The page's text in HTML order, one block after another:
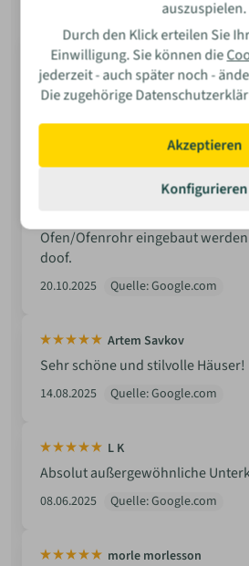
Beste
Michaela G.
Das Tiny-House Sunshine ist
Jahren ganzjährig dort. Den Kauf
Kaminofen + Edelstahlkamin
bzw. eingebaut wird, das
Kaminkehrer den Ofen nicht
also nicht betrieben werden. Die
Ofen/Ofenrohr eingebaut
doof.
20.10.2025 Quelle: Google.com
Artem Savkov
Sehr schöne und stilvolle Häuser!
14.08.2025 Quelle: Google.com
L K
Absolut außergewöhnliche
08.06.2025 Quelle: Google.com
morle morlesson
Wie war Ihre Erfahrung?
Bewerten
auszuspielen.
Durch den Klick erteilen Sie
Einwilligung. Sie können die
jederzeit - auch später noch -
Die zugehörige
Akzeptieren
Konfigurieren